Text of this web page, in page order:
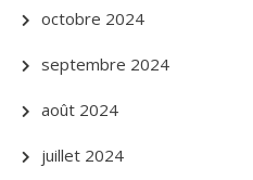
octobre 2024
septembre 2024
août 2024
juillet 2024